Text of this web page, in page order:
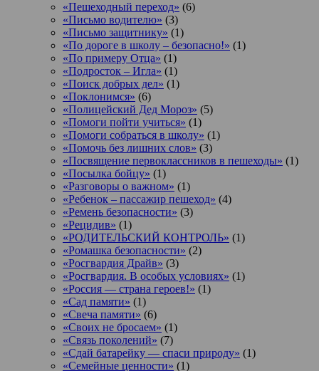
«Пешеходный переход» (6)
«Письмо водителю» (3)
«Письмо защитнику» (1)
«По дороге в школу – безопасно!» (1)
«По примеру Отца» (1)
«Подросток ‒ Игла» (1)
«Поиск добрых дел» (1)
«Поклонимся» (6)
«Полицейский Дед Мороз» (5)
«Помоги пойти учиться» (1)
«Помоги собраться в школу» (1)
«Помочь без лишних слов» (3)
«Посвящение первоклассников в пешеходы» (1)
«Посылка бойцу» (1)
«Разговоры о важном» (1)
«Ребенок – пассажир пешеход» (4)
«Ремень безопасности» (3)
«Рецидив» (1)
«РОДИТЕЛЬСКИЙ КОНТРОЛЬ» (1)
«Ромашка безопасности» (2)
«Росгвардия Драйв» (3)
«Росгвардия. В особых условиях» (1)
«Россия — страна героев!» (1)
«Сад памяти» (1)
«Свеча памяти» (6)
«Своих не бросаем» (1)
«Связь поколений» (7)
«Сдай батарейку — спаси природу» (1)
«Семейные ценности» (1)